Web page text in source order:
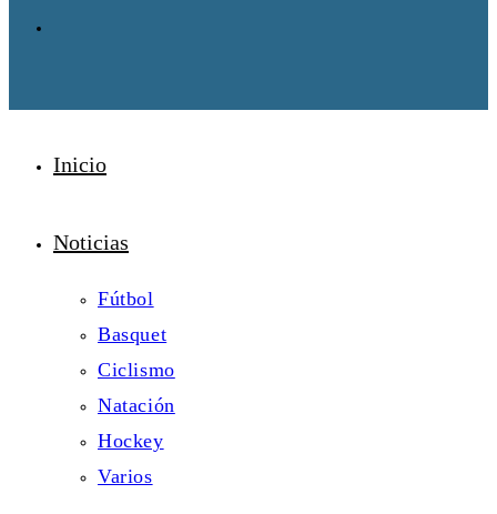
Inicio
Noticias
Fútbol
Basquet
Ciclismo
Natación
Hockey
Varios